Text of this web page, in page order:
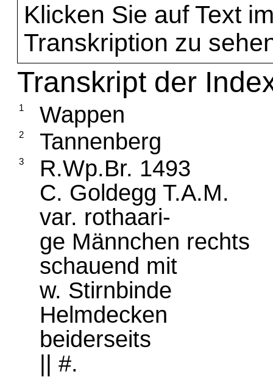
Klicken Sie auf Text
Transkription zu
Transkript der
1 Wappen
2 Tannenberg
3
R.Wp.Br. 1493
C. Goldegg T.A.M.
var. rothaari-
ge Männchen rechts
schauend mit
w. Stirnbinde
Helmdecken
beiderseits
|| #.